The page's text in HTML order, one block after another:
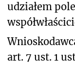
udziałem
art. 7 ust. 1